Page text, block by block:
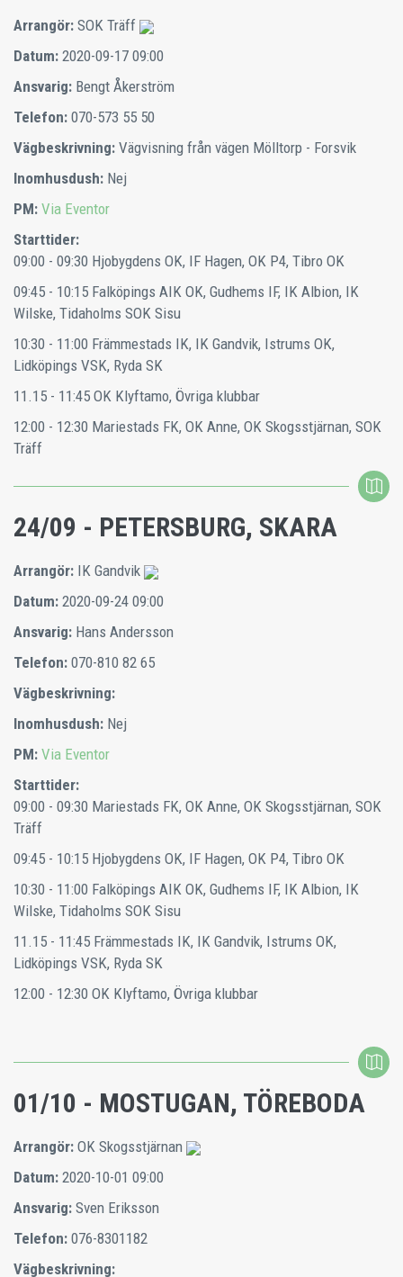
Arrangör: SOK Träff
Datum: 2020-09-17 09:00
Ansvarig: Bengt Åkerström
Telefon: 070-573 55 50
Vägbeskrivning: Vägvisning från vägen Mölltorp - Forsvik
Inomhusdush: Nej
PM: Via Eventor
Starttider:
09:00 - 09:30 Hjobygdens OK, IF Hagen, OK P4, Tibro OK
09:45 - 10:15 Falköpings AIK OK, Gudhems IF, IK Albion, IK
Wilske, Tidaholms SOK Sisu
10:30 - 11:00 Främmestads IK, IK Gandvik, Istrums OK,
Lidköpings VSK, Ryda SK
11.15 - 11:45 OK Klyftamo, Övriga klubbar
12:00 - 12:30 Mariestads FK, OK Anne, OK Skogsstjärnan, SOK
Träff
24/09 - PETERSBURG, SKARA
Arrangör: IK Gandvik
Datum: 2020-09-24 09:00
Ansvarig: Hans Andersson
Telefon: 070-810 82 65
Vägbeskrivning:
Inomhusdush: Nej
PM: Via Eventor
Starttider:
09:00 - 09:30 Mariestads FK, OK Anne, OK Skogsstjärnan, SOK
Träff
09:45 - 10:15 Hjobygdens OK, IF Hagen, OK P4, Tibro OK
10:30 - 11:00 Falköpings AIK OK, Gudhems IF, IK Albion, IK
Wilske, Tidaholms SOK Sisu
11.15 - 11:45 Främmestads IK, IK Gandvik, Istrums OK,
Lidköpings VSK, Ryda SK
12:00 - 12:30 OK Klyftamo, Övriga klubbar
01/10 - MOSTUGAN, TÖREBODA
Arrangör: OK Skogsstjärnan
Datum: 2020-10-01 09:00
Ansvarig: Sven Eriksson
Telefon: 076-8301182
Vägbeskrivning: